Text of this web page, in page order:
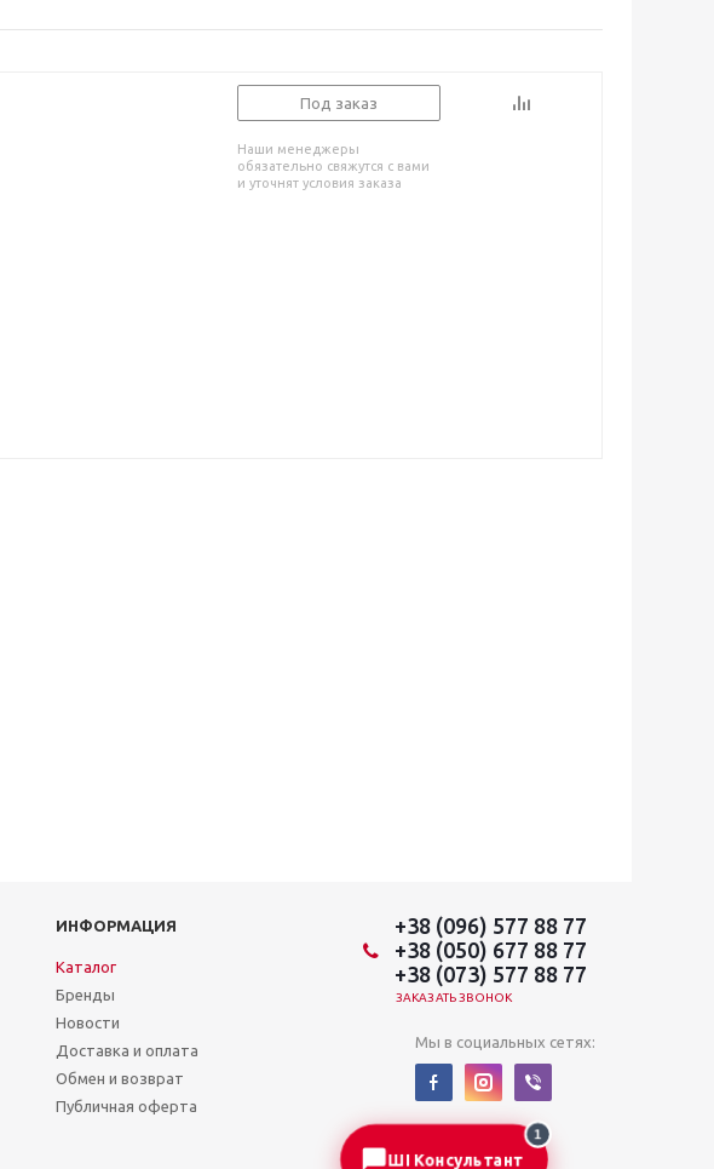
Под заказ
Наши менеджеры
обязательно свяжутся с вами
и уточнят условия заказа
ИНФОРМАЦИЯ
Каталог
Бренды
Новости
Доставка и оплата
Обмен и возврат
Публичная оферта
+38 (096) 577 88 77
+38 (050) 677 88 77
+38 (073) 577 88 77
ЗАКАЗАТЬ ЗВОНОК
Мы в социальных сетях:
ШІ Консультант
1